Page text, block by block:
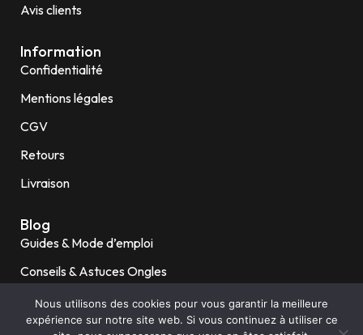
Avis clients
Information
Confidentialité
Mentions légales
CGV
Retours
Livraison
Blog
Guides & Mode d’emploi
Conseils & Astuces Ongles
Ongles fragiles / Rongés
Nous utilisons des cookies pour vous garantir la meilleure
expérience sur notre site web. Si vous continuez à utiliser ce